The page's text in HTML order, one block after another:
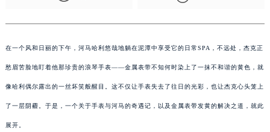
在一个风和日丽的下午，河马哈利悠哉地躺在泥潭中享受它的日常SPA，不远处，杰克正
愁眉苦脸地盯着他那珍贵的浪琴手表——金属表带不知何时染上了一抹不和谐的黄色，就
像哈利偶尔露出的一丝坏笑般醒目。这不仅让手表失去了往日的光彩，也让杰克心头笼上
了一层阴霾。于是，一个关于手表与河马的奇遇记，以及金属表带发黄的解决之道，就此
展开。